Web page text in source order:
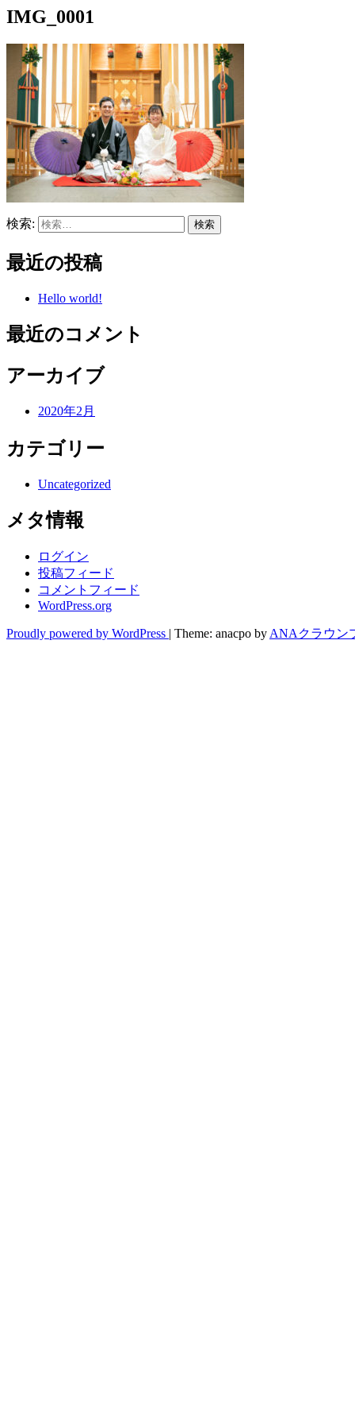
IMG_0001
検索:
最近の投稿
Hello world!
最近のコメント
アーカイブ
2020年2月
カテゴリー
Uncategorized
メタ情報
ログイン
投稿フィード
コメントフィード
WordPress.org
Proudly powered by WordPress | Theme: anacpo by ANAクラウン